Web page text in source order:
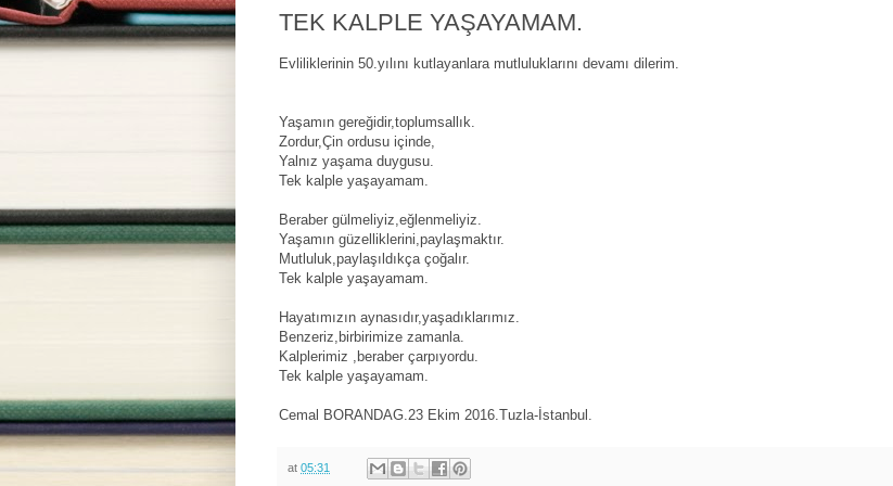
TEK KALPLE YAŞAYAMAM.
Evliliklerinin 50.yılını kutlayanlara mutluluklarını devamı dilerim.
Yaşamın gereğidir,toplumsallık.
Zordur,Çin ordusu içinde,
Yalnız yaşama duygusu.
Tek kalple yaşayamam.
Beraber gülmeliyiz,eğlenmeliyiz.
Yaşamın güzelliklerini,paylaşmaktır.
Mutluluk,paylaşıldıkça çoğalır.
Tek kalple yaşayamam.
Hayatımızın aynasıdır,yaşadıklarımız.
Benzeriz,birbirimize zamanla.
Kalplerimiz ,beraber çarpıyordu.
Tek kalple yaşayamam.
Cemal BORANDAG.23 Ekim 2016.Tuzla-İstanbul.
at 05:31